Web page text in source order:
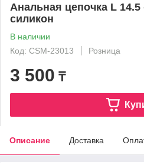
Анальная цепочка L
силикон
В наличии
Код: CSM-23013
Розница
3 500 ₸
Описание Доставка